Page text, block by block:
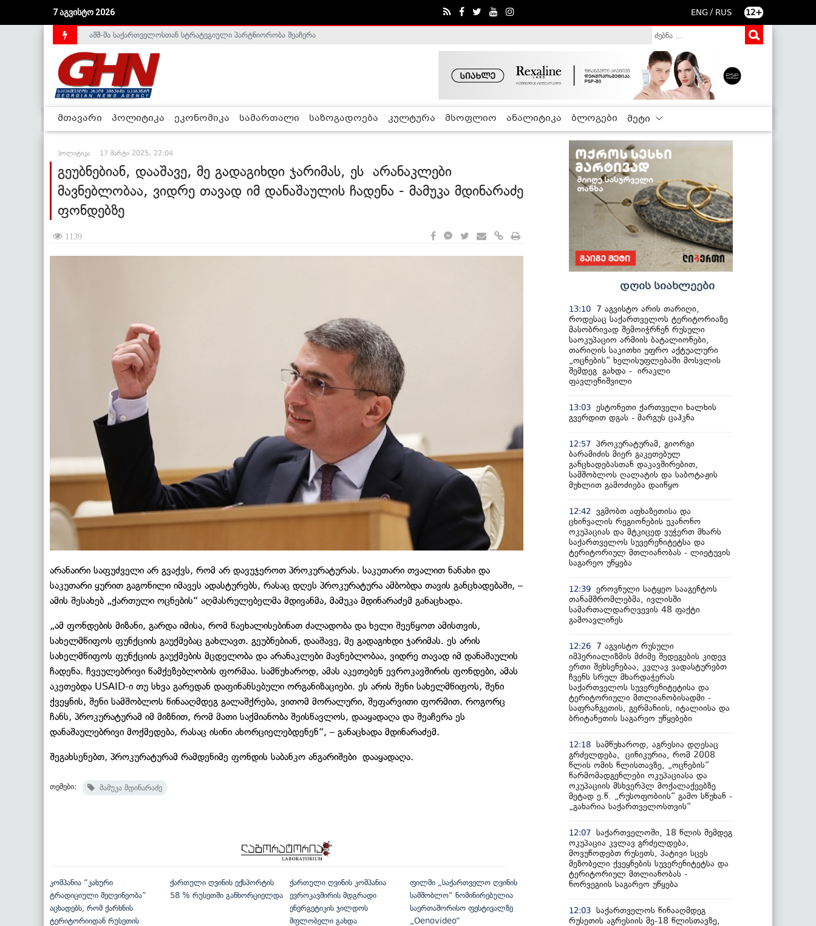
7 აგვისტო 2026 ENG / RUS 12+
საქართველოს დე-ფაქტო მთავრობა არალეგიტიმურია - ჰელსინკის კომისია
აშშ-მა საქართველოსთან სტრატეგიული პარტნიორობა შეაჩერა
მთავარი პოლიტიკა ეკონომიკა სამართალი საზოგადოება კულტურა მსოფლიო ანალიტიკა ბლოგები მეტი
პოლიტიკა 17 მარტი 2025, 22:04
გეუბნებიან, დააშავე, მე გადაგიხდი ჯარიმას, ეს არანაკლები
მავნებლობაა, ვიდრე თავად იმ დანაშაულის ჩადენა - მამუკა მდინარაძე
ფონდებზე
1139
არანაირი საფუძველი არ გვაქვს, რომ არ დავუჯეროთ პროკურატურას. საკუთარი თვალით ნანახი და
საკუთარი ყურით გაგონილი იმავეს ადასტურებს, რასაც დღეს პროკურატურა ამბობდა თავის განცხადებაში, –
ამის შესახებ „ქართული ოცნების“ აღმასრულებელმა მდივანმა, მამუკა მდინარაძემ განაცხადა.
„ამ ფონდების მიზანი, გარდა იმისა, რომ წაეხალისებინათ ძალადობა და ხელი შეეწყოთ ამისთვის,
სახელმწიფოს ფუნქციის გაუქმებაც გახლავთ. გეუბნებიან, დააშავე, მე გადაგიხდი ჯარიმას. ეს არის
სახელმწიფოს ფუნქციის გაუქმების მცდელობა და არანაკლები მავნებლობაა, ვიდრე თავად იმ დანაშაულის
ჩადენა. ჩვეულებრივი წამქეზებლობის ფორმაა. სამწუხაროდ, ამას აკეთებენ ევროკავშირის ფონდები, ამას
აკეთებდა USAID-ი თუ სხვა გარედან დაფინანსებული ორგანიზაციები. ეს არის შენი სახელმწიფოს, შენი
ქვეყნის, შენი სამშობლოს წინააღმდეგ გალაშქრება, ვითომ მორალური, შეფარვითი ფორმით. როგორც
ჩანს, პროკურატურამ იმ მიზნით, რომ მათი საქმიანობა შეისწავლოს, დააყადაღა და შეაჩერა ეს
დანაშაულებრივი მოქმედება, რასაც ისინი ახორციელებდენენ“, – განაცხადა მდინარაძემ.
შეგახსენებთ, პროკურატურამ რამდენიმე ფონდის საბანკო ანგარიშები დააყადაღა.
თემები: მამუკა მდინარაძე
კომპანია “კახური
ტრადიციული მეღვინეობა”
აცხადებს, რომ ქარხნის
ტერიტორიიდან რუსეთის
ქართული ღვინის ექსპორტის
58 % რუსეთში განხორციელდა
ქართული ღვინის კომპანია
ევროკავშირის მდგრადი
ენერგეტიკის ჯილდოს
მფლობელი გახდა
ფილმი „საქართველო ღვინის
სამშობლო“ ნომინირებულია
საერთაშორისო ფესტივალზე
„Oenovideo“
დღის სიახლეები
13:10
7 აგვისტო არის თარიღი,
როდესაც საქართველოს ტერიტორიაზე
მასობრივად შემოიჭრნენ რუსული
საოკუპაციო არმიის ბატალიონები,
თარიღის საკითხი უფრო აქტუალური
„ოცნების“ ხელისუფლებაში მოსვლის
შემდეგ გახდა - ირაკლი
ფავლენიშვილი
13:03 ესტონეთი ქართველი ხალხის
გვერდით დგას - მარგუს ცაჰკნა
12:57 პროკურატურამ, გიორგი
ბარამიძის მიერ გაკეთებულ
განცხადებასთან დაკავშირებით,
სამშობლოს ღალატის და საბოტაჟის
მუხლით გამოძიება დაიწყო
12:42
ვგმობთ აფხაზეთისა და
ცხინვალის რეგიონების უკანონო
ოკუპაციას და მტკიცედ ვუჭერთ მხარს
საქართველოს სუვერენიტეტსა და
ტერიტორიულ მთლიანობას - ლიეტუვის
საგარეო უწყება
12:39 ეროვნული სატყეო სააგენტოს
თანამშრომლებმა, ივლისში
სამართალდარღვევის 48 ფაქტი
გამოავლინეს
12:26
7 აგვისტო რუსული
იმპერიალიზმის მძიმე შედეგების კიდევ
ერთი შეხსენებაა, კვლავ ვადასტურებთ
ჩვენს სრულ მხარდაჭერას
საქართველოს სუვერენიტეტისა და
ტერიტორიული მთლიანობისადმი -
საფრანგეთის, გერმანიის, იტალიისა და
ბრიტანეთის საგარეო უწყებები
12:18 სამწუხაროდ, აგრესია დღესაც
გრძელდება, ცინიკურია, რომ 2008
წლის ომის წლისთავზე, „ოცნების“
წარმომადგენლები ოკუპაციასა და
ოკუპაციის მსხვერპლ მოქალაქეებზე
მეტად ე.წ. „რუსოფობიის“ გამო სწუხან -
„გახარია საქართველოსთვის“
12:07 საქართველოში, 18 წლის შემდეგ
ოკუპაცია კვლავ გრძელდება,
მოვუწოდებთ რუსეთს, პატივი სცეს
მეზობელი ქვეყნების სუვერენიტეტსა და
ტერიტორიულ მთლიანობას -
ნორვეგიის საგარეო უწყება
12:03 საქართველოს წინააღმდეგ
რუსეთის აგრესიის მე-18 წლისთავზე,